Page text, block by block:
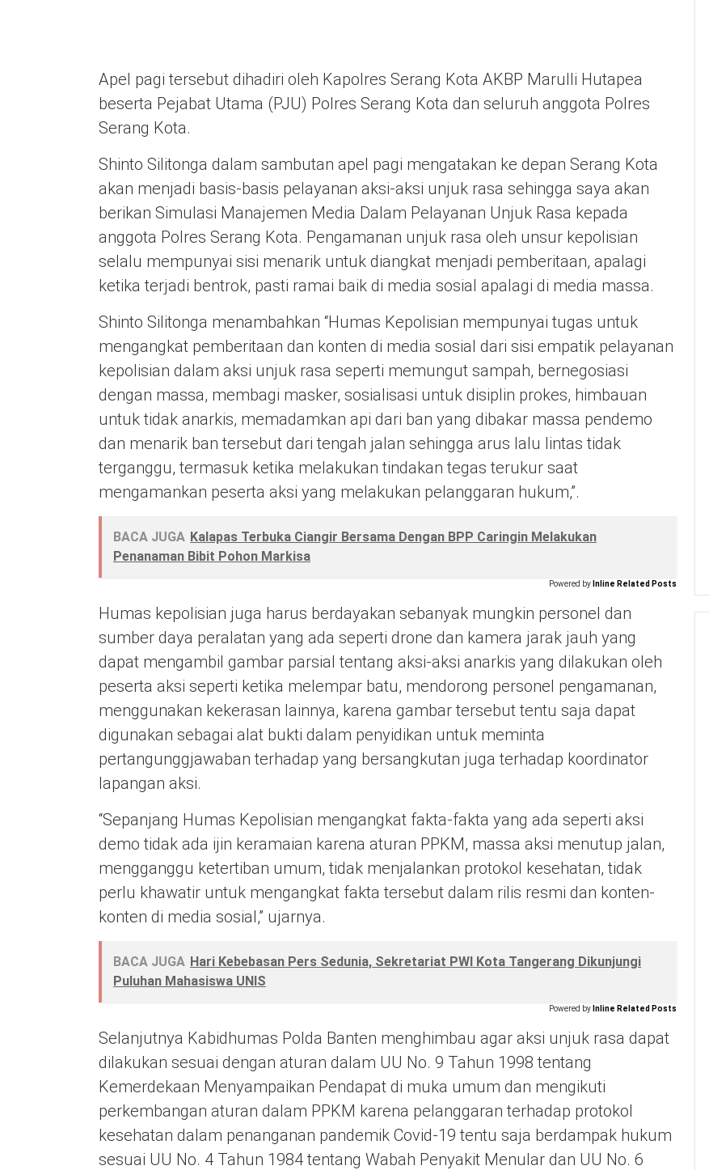
Apel pagi tersebut dihadiri oleh Kapolres Serang Kota AKBP Marulli Hutapea
beserta Pejabat Utama (PJU) Polres Serang Kota dan seluruh anggota Polres
Serang Kota.
Shinto Silitonga dalam sambutan apel pagi mengatakan ke depan Serang Kota
akan menjadi basis-basis pelayanan aksi-aksi unjuk rasa sehingga saya akan
berikan Simulasi Manajemen Media Dalam Pelayanan Unjuk Rasa kepada
anggota Polres Serang Kota. Pengamanan unjuk rasa oleh unsur kepolisian
selalu mempunyai sisi menarik untuk diangkat menjadi pemberitaan, apalagi
ketika terjadi bentrok, pasti ramai baik di media sosial apalagi di media massa.
Shinto Silitonga menambahkan “Humas Kepolisian mempunyai tugas untuk
mengangkat pemberitaan dan konten di media sosial dari sisi empatik pelayanan
kepolisian dalam aksi unjuk rasa seperti memungut sampah, bernegosiasi
dengan massa, membagi masker, sosialisasi untuk disiplin prokes, himbauan
untuk tidak anarkis, memadamkan api dari ban yang dibakar massa pendemo
dan menarik ban tersebut dari tengah jalan sehingga arus lalu lintas tidak
terganggu, termasuk ketika melakukan tindakan tegas terukur saat
mengamankan peserta aksi yang melakukan pelanggaran hukum,”.
BACA JUGA Kalapas Terbuka Ciangir Bersama Dengan BPP Caringin Melakukan
Penanaman Bibit Pohon Markisa
Powered by Inline Related Posts
Humas kepolisian juga harus berdayakan sebanyak mungkin personel dan
sumber daya peralatan yang ada seperti drone dan kamera jarak jauh yang
dapat mengambil gambar parsial tentang aksi-aksi anarkis yang dilakukan oleh
peserta aksi seperti ketika melempar batu, mendorong personel pengamanan,
menggunakan kekerasan lainnya, karena gambar tersebut tentu saja dapat
digunakan sebagai alat bukti dalam penyidikan untuk meminta
pertangunggjawaban terhadap yang bersangkutan juga terhadap koordinator
lapangan aksi.
“Sepanjang Humas Kepolisian mengangkat fakta-fakta yang ada seperti aksi
demo tidak ada ijin keramaian karena aturan PPKM, massa aksi menutup jalan,
mengganggu ketertiban umum, tidak menjalankan protokol kesehatan, tidak
perlu khawatir untuk mengangkat fakta tersebut dalam rilis resmi dan konten-
konten di media sosial,” ujarnya.
BACA JUGA Hari Kebebasan Pers Sedunia, Sekretariat PWI Kota Tangerang Dikunjungi
Puluhan Mahasiswa UNIS
Powered by Inline Related Posts
Selanjutnya Kabidhumas Polda Banten menghimbau agar aksi unjuk rasa dapat
dilakukan sesuai dengan aturan dalam UU No. 9 Tahun 1998 tentang
Kemerdekaan Menyampaikan Pendapat di muka umum dan mengikuti
perkembangan aturan dalam PPKM karena pelanggaran terhadap protokol
kesehatan dalam penanganan pandemik Covid-19 tentu saja berdampak hukum
sesuai UU No. 4 Tahun 1984 tentang Wabah Penyakit Menular dan UU No. 6